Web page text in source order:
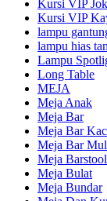
Kursi VIP
Kursi VIP
lampu
lampu hias
Lampu
Long Table
MEJA
Meja Anak
Meja Bar
Meja Bar
Meja Bar
Meja Barstool
Meja Bulat
Meja Bundar